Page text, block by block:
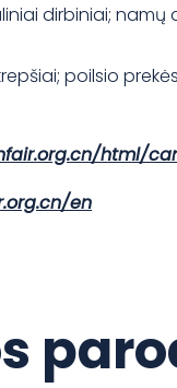
dirbiniai;
poilsio
html/
en